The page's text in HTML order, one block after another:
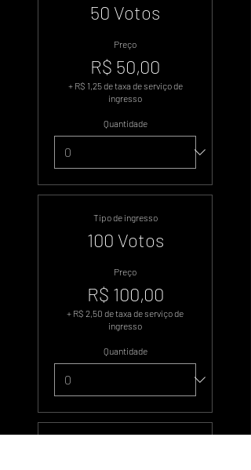
50 Votos
Preço
R$ 50,00
+ R$ 1,25 de taxa de serviço de
ingresso
Quantidade
Tipo de ingresso
100 Votos
Preço
R$ 100,00
+ R$ 2,50 de taxa de serviço de
ingresso
Quantidade